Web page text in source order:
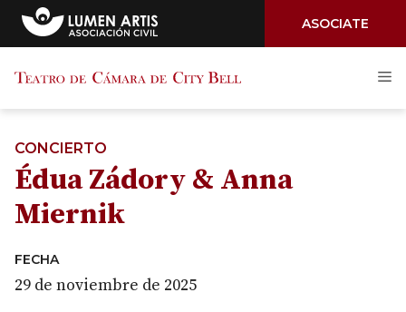
ASOCIATE
contenido
CONCIERTO
Édua Zádory & Anna
Miernik
FECHA
29 de noviembre de 2025